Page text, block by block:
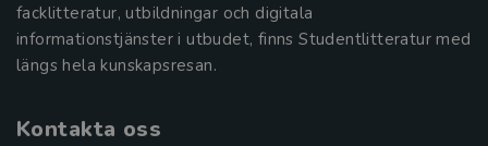
facklitteratur, utbildningar och digitala
informationstjänster i utbudet, finns Studentlitteratur med
längs hela kunskapsresan.
Kontakta oss